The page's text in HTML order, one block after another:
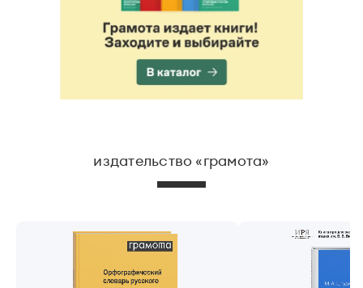
Правила русского языка: от азов до тонкостей
Интерактивные упражнения: от простого к сложному
Издательство
издательство «грамота»